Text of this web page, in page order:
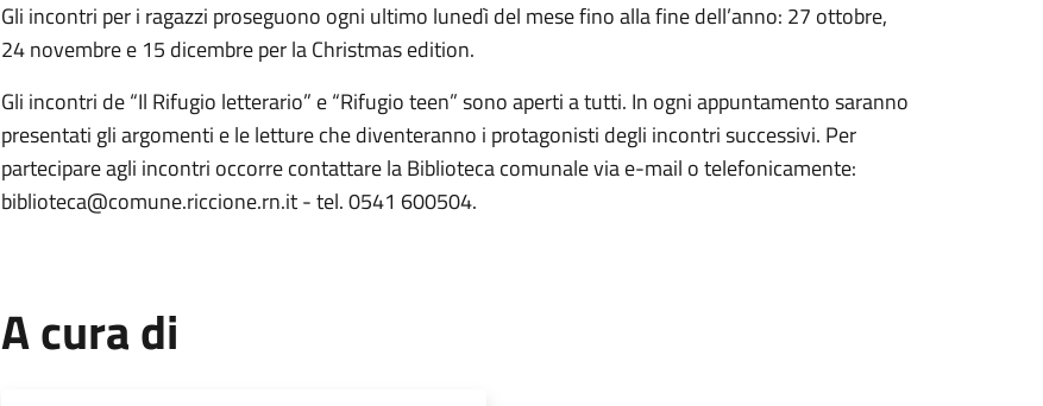
Gli incontri per i ragazzi proseguono ogni ultimo lunedì del mese fino alla fine dell’anno: 27 ottobre,
24 novembre e 15 dicembre per la Christmas edition.
Gli incontri de “Il Rifugio letterario” e “Rifugio teen” sono aperti a tutti. In ogni appuntamento saranno
presentati gli argomenti e le letture che diventeranno i protagonisti degli incontri successivi. Per
partecipare agli incontri occorre contattare la Biblioteca comunale via e-mail o telefonicamente:
biblioteca@comune.riccione.rn.it - tel. 0541 600504.
A cura di